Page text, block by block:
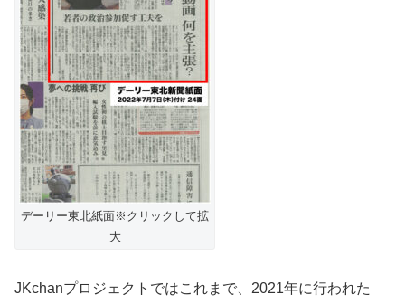
デーリー東北紙面※クリックして拡
大
JKchanプロジェクトではこれまで、2021年に行われた